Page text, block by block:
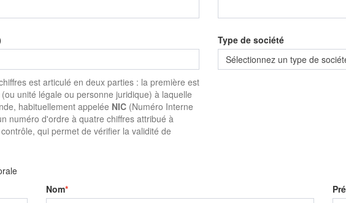
est articulé en deux parties : la première est
unité légale ou personne juridique) à laquelle
habituellement appelée NIC (Numéro Interne
numéro d'ordre à quatre chiffres attribué à
qui permet de vérifier la validité de
Type de société
Sélectionnez un type de
Nom